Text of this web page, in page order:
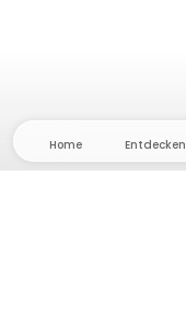
Home Entdecken